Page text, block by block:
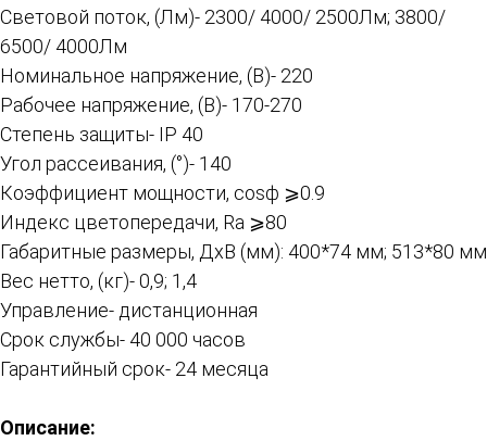
Световой поток, (Лм)- 2300/ 4000/ 2500Лм; 3800/
6500/ 4000Лм
Номинальное напряжение, (В)- 220
Рабочее напряжение, (В)- 170-270
Степень защиты- IP 40
Угол рассеивания, (°)- 140
Коэффициент мощности, cosϕ ⩾0.9
Индекс цветопередачи, Ra ⩾80
Габаритные размеры, ДхВ (мм): 400*74 мм; 513*80 мм
Вес нетто, (кг)- 0,9; 1,4
Управление- дистанционная
Срок службы- 40 000 часов
Гарантийный срок- 24 месяца
Описание: